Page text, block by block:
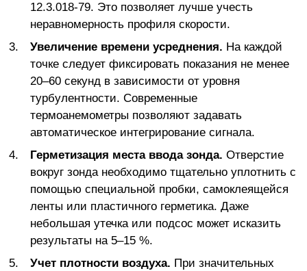
12.3.018-79. Это позволяет лучше учесть
неравномерность профиля скорости.
Увеличение времени усреднения. На каждой
точке следует фиксировать показания не менее
20–60 секунд в зависимости от уровня
турбулентности. Современные
термоанемометры позволяют задавать
автоматическое интегрирование сигнала.
Герметизация места ввода зонда. Отверстие
вокруг зонда необходимо тщательно уплотнить с
помощью специальной пробки, самоклеящейся
ленты или пластичного герметика. Даже
небольшая утечка или подсос может исказить
результаты на 5–15 %.
Учет плотности воздуха. При значительных